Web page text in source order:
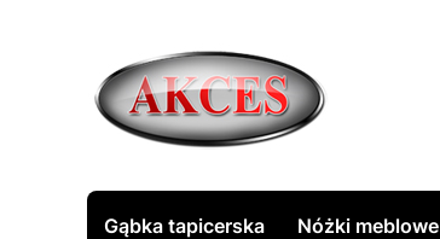
Gąbka tapicerska Nóżki meblowe